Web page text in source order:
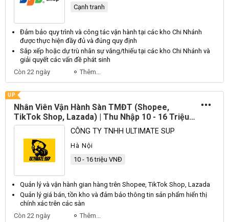
Cạnh tranh
Đảm bảo quy trình và công tác vận hành tại các kho Chi Nhánh
được thực hiện đầy đủ và đúng quy định
Sắp xếp hoặc dự trù nhân sự vắng/thiếu tại các kho Chi Nhánh và
giải quyết các vấn đề phát sinh
Còn 22 ngày
Thêm...
UP
Nhân Viên Vận Hành Sàn TMĐT (Shopee,
TikTok Shop, Lazada) | Thu Nhập 10 - 16 Triệu
+ Thưởng
CÔNG TY TNHH ULTIMATE SUP
Hà Nội
10 - 16 triệu VNĐ
Quản lý và vận hành gian hàng trên Shopee, TikTok Shop, Lazada
Quản lý giá bán, tồn kho và đảm bảo thông tin sản phẩm hiển thị
chính xác trên các sàn
Còn 22 ngày
Thêm...